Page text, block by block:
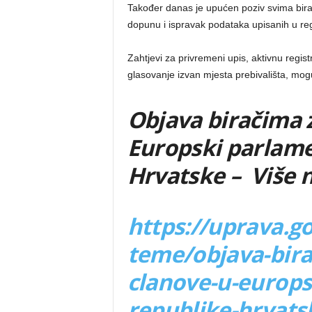
Također danas je upućen poziv svima
dopunu i ispravak podataka upisanih u
Zahtjevi za privremeni upis, aktivnu
glasovanje izvan mjesta prebivališta,
Objava biračima
Europski
Hrvatske – Više
https://
teme/objava-
clanove-u-